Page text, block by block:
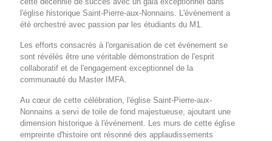
l'église historique Saint-Pierre-aux-Nonnains. L'événement a
été orchestré avec passion par les étudiants du M1.
Les efforts consacrés à l'organisation de cet événement se
sont révélés être une véritable démonstration de l'esprit
collaboratif et de l'engagement exceptionnel de la
communauté du Master IMFA.
Au cœur de cette célébration, l'église Saint-Pierre-aux-
Nonnains a servi de toile de fond majestueuse, ajoutant une
dimension historique à l'événement. Les murs de cette église
empreinte d'histoire ont résonné des applaudissements